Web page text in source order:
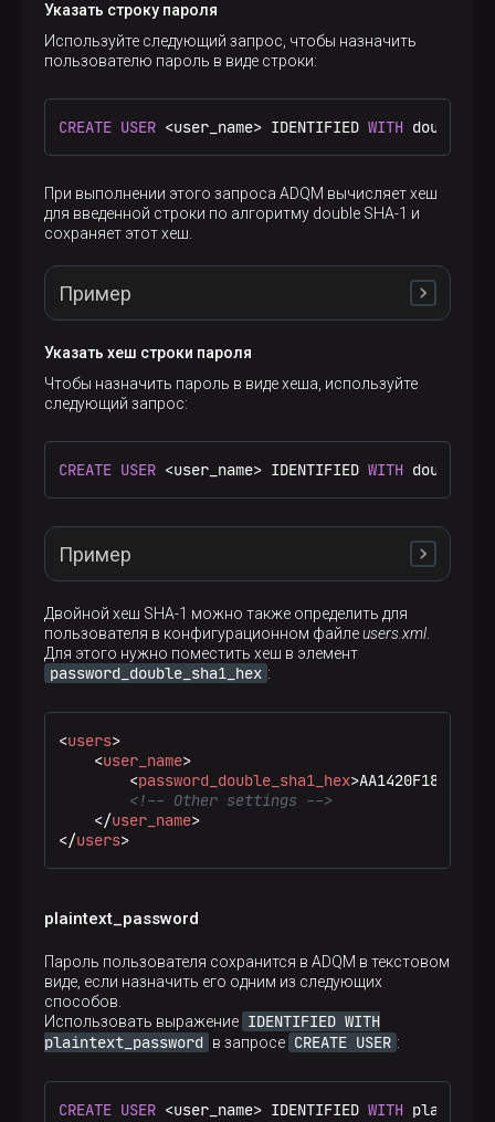
Убедитесь, что можно подключиться к ADQM от
имени созданного пользователя, используя
пароль qwerty :
$ clickhouse-client --user alex --password
Указать строку пароля
Используйте следующий запрос, чтобы назначить
пользователю пароль в виде строки:
CREATE USER <user_name> IDENTIFIED WITH
При выполнении этого запроса ADQM вычисляет хеш
для введенной строки по алгоритму double SHA-1 и
сохраняет этот хеш.
Пример
Вывод на экран:
CREATE USER john IDENTIFIED WITH
Query id: 7441ff9b-d349-4c29-a687-61612da40323
Ok.
0 rows in set. Elapsed: 0.001 sec.
Теперь пользователь
к ADQM, используя заданный пароль:
$ clickhouse-client --user john --password
Указать хеш строки пароля
Чтобы назначить пароль в виде хеша, используйте
следующий запрос:
CREATE USER <user_name> IDENTIFIED WITH
Пример
Сгенерируйте хеш для строки qwerty :
Вывод на экран (первая строка — пароль, вторая
qwerty
AA1420F182E88B9E5F874F6FBE7459291E8F4601
передайте сгенерированный хеш следующим
образом:
CREATE USER mary IDENTIFIED WITH
Убедитесь, что подключиться к ADQM от имени
Двойной хеш SHA-1 можно также определить для
пользователя в конфигурационном файлеusers.xml
Для этого нужно поместить хеш в элемент
password_double_sha1_hex :
<users>
<user_name>
<password_double_sha1_hex>
<!-- Other settings -->
</user_name>
</users>
plaintext_password
Пароль пользователя сохранится в ADQM в текстовом
виде, если назначить его одним из следующих
способов.
Использовать выражение IDENTIFIED WITH
plaintext_password в запросе CREATE USER :
CREATE USER <user_name> IDENTIFIED WITH